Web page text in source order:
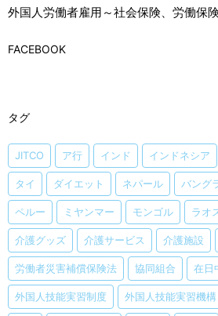
外国人労働者雇用～社会保険、労働保
FACEBOOK
タグ
JITCO ア行 インド インドネシア
タイ ダイエット ネパール バング
ペルー ミヤンマー モンゴル ラオ
介護グッズ 介護サービス 介護施設
労働者災害補償保険法 協同組合 在日
外国人技能実習制度 外国人技能実習機構